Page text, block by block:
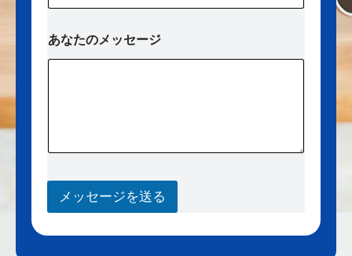
あなたのメッセージ
メッセージを送る